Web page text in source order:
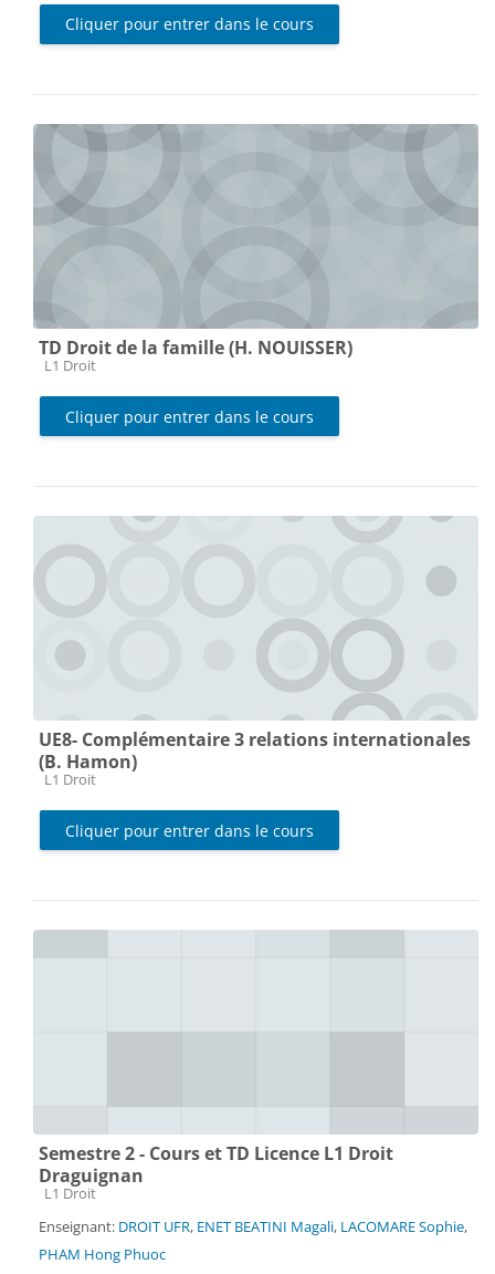
Cliquer pour entrer dans le cours
TD Droit de la famille (H. NOUISSER)
Catégorie de cours
L1 Droit
Cliquer pour entrer dans le cours
UE8- Complémentaire 3 relations internationales
(B. Hamon)
Catégorie de cours
L1 Droit
Cliquer pour entrer dans le cours
Semestre 2 - Cours et TD Licence L1 Droit
Draguignan
Catégorie de cours
L1 Droit
Enseignant: DROIT UFR, ENET BEATINI Magali, LACOMARE Sophie,
PHAM Hong Phuoc